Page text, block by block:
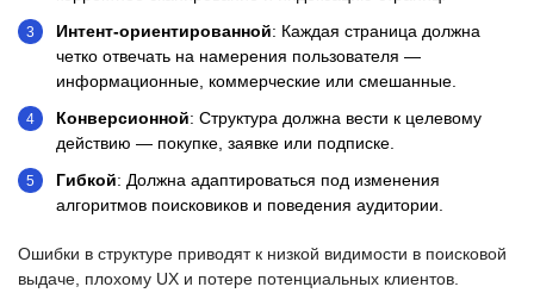
Интент-ориентированной: Каждая страница должна
четко отвечать на намерения пользователя —
информационные, коммерческие или смешанные.
Конверсионной: Структура должна вести к целевому
действию — покупке, заявке или подписке.
Гибкой: Должна адаптироваться под изменения
алгоритмов поисковиков и поведения аудитории.
Ошибки в структуре приводят к низкой видимости в поисковой
выдаче, плохому UX и потере потенциальных клиентов.